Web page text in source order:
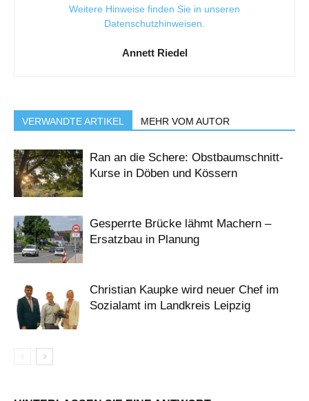
Weitere Hinweise finden Sie in unseren
Datenschutzhinweisen
Annett Riedel
VERWANDTE ARTIKEL MEHR VOM AUTOR
Ran an die Schere: Obstbaumschnitt-
Kurse in Döben und Kössern
Gesperrte Brücke lähmt Machern –
Ersatzbau in Planung
Christian Kaupke wird neuer Chef im
Sozialamt im Landkreis Leipzig